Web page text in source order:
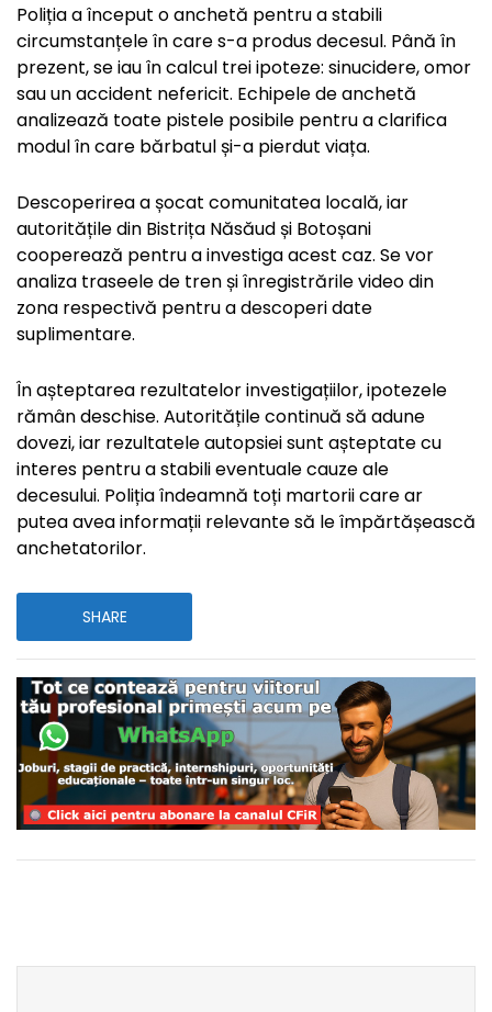
Poliția a început o anchetă pentru a stabili
circumstanțele în care s-a produs decesul. Până în
prezent, se iau în calcul trei ipoteze: sinucidere, omor
sau un accident nefericit. Echipele de anchetă
analizează toate pistele posibile pentru a clarifica
modul în care bărbatul și-a pierdut viața.
Descoperirea a șocat comunitatea locală, iar
autoritățile din Bistrița Năsăud și Botoșani
cooperează pentru a investiga acest caz. Se vor
analiza traseele de tren și înregistrările video din
zona respectivă pentru a descoperi date
suplimentare.
În așteptarea rezultatelor investigațiilor, ipotezele
rămân deschise. Autoritățile continuă să adune
dovezi, iar rezultatele autopsiei sunt așteptate cu
interes pentru a stabili eventuale cauze ale
decesului. Poliția îndeamnă toți martorii care ar
putea avea informații relevante să le împărtășească
anchetatorilor.
SHARE